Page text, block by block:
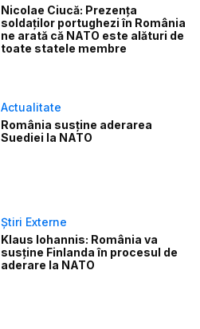
Nicolae Ciucă: Prezența
soldaților portughezi în România
ne arată că NATO este alături de
toate statele membre
Actualitate
România susține aderarea
Suediei la NATO
Știri Externe
Klaus Iohannis: România va
susține Finlanda în procesul de
aderare la NATO